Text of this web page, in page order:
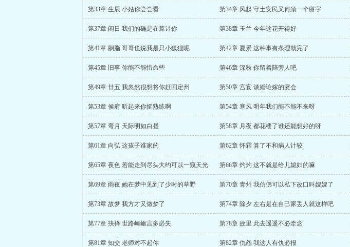
第33章 生辰 小姑你尝尝看 第34章 风起 守土安民又何须一个谢字
第37章 闲日 我们的确是在算计你 第38章 玉兰 今年这花开得好
第41章 胭脂 哥哥也说我是只小狐狸呢 第42章 夏景 这种事有条理就完了
第45章 旧事 你能不能惜命些 第46章 深秋 你留着陪旁人吧
第49章 廿五 我忽然很想将你赶回定州 第50章 宫宴 谈婚论嫁的宴会
第53章 侯府 听起来你挺熟练啊 第54章 寒风 明年我们能不能不来呀
第57章 弯月 天际明如白昼 第58章 月夜 都花楼了谁还能想好的呀
第61章 向弘 这孩子谁家的 第62章 怀霜 算了不和病人计较
第65章 夜色 若能走到尽头大约可以一窥天光 第66章 灼灼 这不就是给儿媳妇的嘛
第69章 雨夜 她在梦中见到了少时的草野 第70章 青州 我仿佛可以私下改口叫嫂嫂了
第73章 故梦 我方才又做梦了 第74章 除夕 左右是在自己家丢人就这样吧
第77章 抉择 世路崎岖言多必失 第78章 故里 此去遥遥不必牵念
第81章 知交 老师对不起你 第82章 仇怨 我这人有仇必报